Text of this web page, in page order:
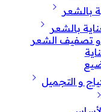
بالشعر
بالشعر
تصفيف الشعر
و التجميل